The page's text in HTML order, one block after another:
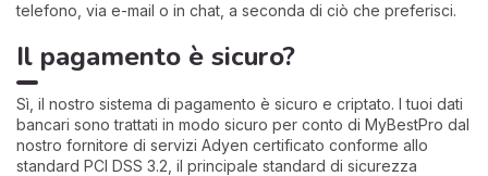
telefono, via e-mail o in chat, a seconda di ciò che preferisci.
Il pagamento è sicuro?
Sì, il nostro sistema di pagamento è sicuro e criptato. I tuoi dati
bancari sono trattati in modo sicuro per conto di MyBestPro dal
nostro fornitore di servizi Adyen certificato conforme allo
standard PCI DSS 3.2, il principale standard di sicurezza